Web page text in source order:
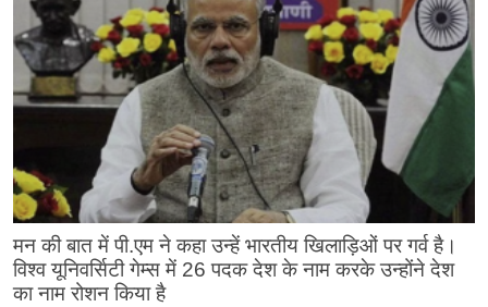
मन की बात में पी.एम ने कहा उन्हें भारतीय खिलाड़िओं पर गर्व है।
विश्व यूनिवर्सिटी गेम्स में 26 पदक देश के नाम करके उन्होंने देश
का नाम रोशन किया है